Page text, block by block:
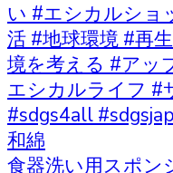
食器洗い用スポン